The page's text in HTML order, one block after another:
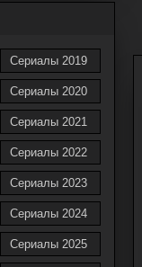
Сериалы 2019
Сериалы 2020
Сериалы 2021
Сериалы 2022
Сериалы 2023
Сериалы 2024
Сериалы 2025